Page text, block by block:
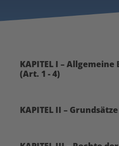
KAPITEL I –
(Art. 1 - 4)
KAPITEL II –